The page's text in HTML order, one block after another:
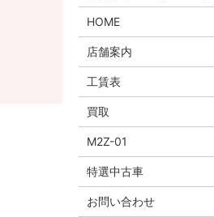
HOME
店舗案内
工賃表
買取
M2Z-01
特選中古車
お問い合わせ